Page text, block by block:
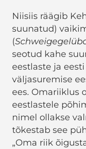
Niisiis räägib
suunatud)
(
seotud kahe
eestlaste ja
väljasuremise
ees. Omariiklus
eestlastele
nimel ollakse
tõkestab see
„Oma riik